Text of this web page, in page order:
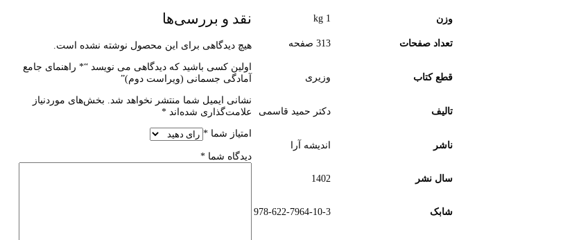
وزن 1 kg
تعداد صفحات 313 صفحه
قطع کتاب وزیری
تالیف دکتر حمید قاسمی
ناشر اندیشه آرا
سال نشر 1402
شابک 978-622-7964-10-3
نقد و بررسی‌ها
هیچ دیدگاهی برای این محصول نوشته نشده است.
اولین کسی باشید که دیدگاهی می نویسد “* راهنمای جامع
آمادگی جسمانی (ویراست دوم)”
نشانی ایمیل شما منتشر نخواهد شد. بخش‌های موردنیاز
علامت‌گذاری شده‌اند *
امتیاز شما *
دیدگاه شما *